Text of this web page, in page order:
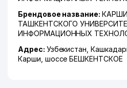
Брендовое название:
ТАШКЕНТСКОГО
ИНФОРМАЦИОННЫХ
Адрес: Узбекистан,
Карши шоссе БЕШКЕНТСКОЕ